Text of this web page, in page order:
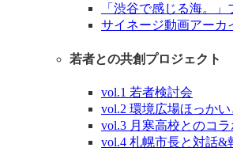
「渋谷で感じる海。」
サイネージ動画アーカ
若者との共創プロジェクト
vol.1 若者検討会
vol.2 環境広場ほっかい
vol.3 月寒高校とのコラ
vol.4 札幌市長と対話&